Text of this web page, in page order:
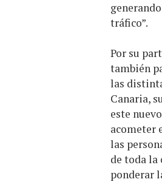
tráfico”.
Por su
también
las
Canaria,
este
acometer
las
de toda la
ponderar